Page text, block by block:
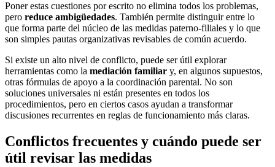
Poner estas cuestiones por escrito no elimina todos los problemas,
pero reduce ambigüedades. También permite distinguir entre lo
que forma parte del núcleo de las medidas paterno-filiales y lo que
son simples pautas organizativas revisables de común acuerdo.
Si existe un alto nivel de conflicto, puede ser útil explorar
herramientas como la mediación familiar y, en algunos supuestos,
otras fórmulas de apoyo a la coordinación parental. No son
soluciones universales ni están presentes en todos los
procedimientos, pero en ciertos casos ayudan a transformar
discusiones recurrentes en reglas de funcionamiento más claras.
Conflictos frecuentes y cuándo puede ser
útil revisar las medidas